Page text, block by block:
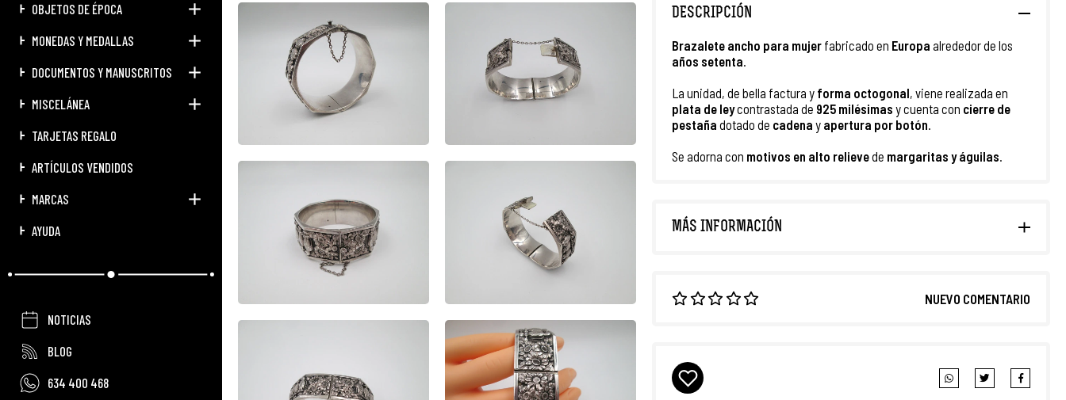
OBJETOS DE ÉPOCA
MONEDAS Y MEDALLAS
DOCUMENTOS Y MANUSCRITOS
MISCELÁNEA
TARJETAS REGALO
ARTÍCULOS VENDIDOS
MARCAS
AYUDA
NOTICIAS
BLOG
634 400 468
DESCRIPCIÓN
Brazalete ancho para mujer fabricado en Europa alrededor de los
años setenta.
La unidad, de bella factura y forma octogonal, viene realizada en
plata de leycontrastada de 925 milésimas y cuenta con cierre de
pestaña dotado de cadena y apertura por botón.
Se adorna con motivos en alto relievede margaritas y águilas.
MÁS INFORMACIÓN
NUEVO COMENTARIO